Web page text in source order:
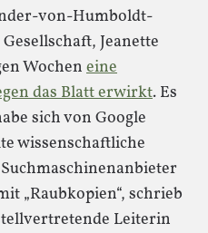
von-Humboldt-
Jeanette
Wochen eine
das Blatt erwirkt. Es
sich von Google
wissenschaftliche
„Raubkopien“, schrieb
Leiterin